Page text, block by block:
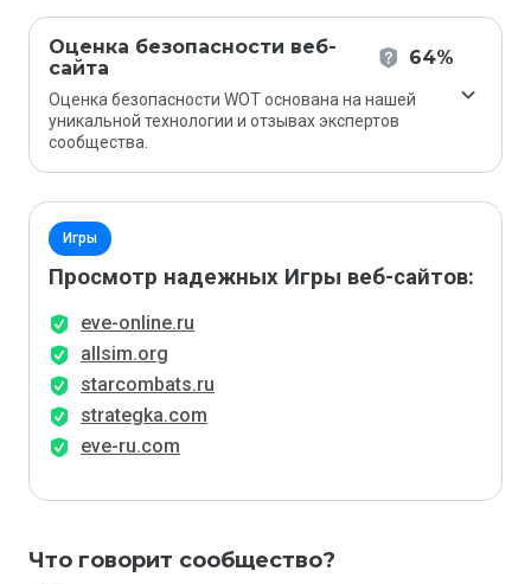
Оценка безопасности веб-
сайта
64%
Оценка безопасности WOT основана на нашей
уникальной технологии и отзывах экспертов
сообщества.
Игры
Просмотр надежных Игры веб-сайтов:
eve-online.ru
allsim.org
starcombats.ru
strategka.com
eve-ru.com
Что говорит сообщество?